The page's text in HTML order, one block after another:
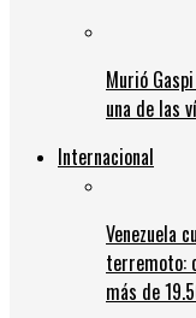
Murió
una de las
Internacional
Venezuela
terremoto:
más de